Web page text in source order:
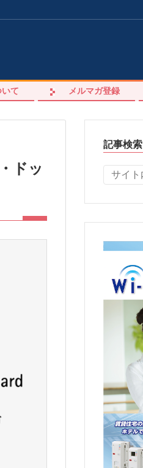
て メルマガ登録
ドッ
記事検索